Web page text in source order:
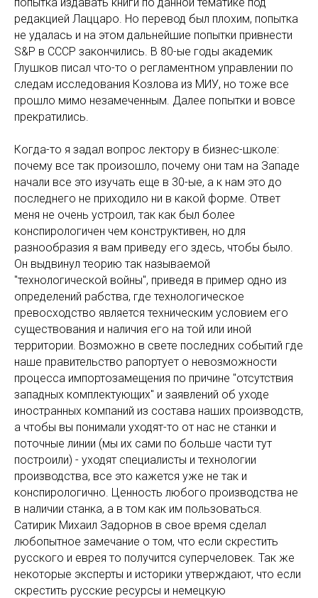
редакцией Лаццаро. Но перевод был плохим, попытка
не удалась и на этом дальнейшие попытки привнести
S&P в СССР закончились. В 80-ые годы академик
Глушков писал что-то о регламентном управлении по
следам исследования Козлова из МИУ, но тоже все
прошло мимо незамеченным. Далее попытки и вовсе
прекратились.
Когда-то я задал вопрос лектору в бизнес-школе:
почему все так произошло, почему они там на Западе
начали все это изучать еще в 30-ые, а к нам это до
последнего не приходило ни в какой форме. Ответ
меня не очень устроил, так как был более
конспирологичен чем конструктивен, но для
разнообразия я вам приведу его здесь, чтобы было.
Он выдвинул теорию так называемой
"технологической войны", приведя в пример одно из
определений рабства, где технологическое
превосходство является техническим условием его
существования и наличия его на той или иной
территории. Возможно в свете последних событий где
наше правительство рапортует о невозможности
процесса импортозамещения по причине "отсутствия
западных комплектующих" и заявлений об уходе
иностранных компаний из состава наших производств,
а чтобы вы понимали уходят-то от нас не станки и
поточные линии (мы их сами по больше части тут
построили) - уходят специалисты и технологии
производства, все это кажется уже не так и
конспирологично. Ценность любого производства не
в наличии станка, а в том как им пользоваться.
Сатирик Михаил Задорнов в свое время сделал
любопытное замечание о том, что если скрестить
русского и еврея то получится суперчеловек. Так же
некоторые эксперты и историки утверждают, что если
скрестить русские ресурсы и немецкую